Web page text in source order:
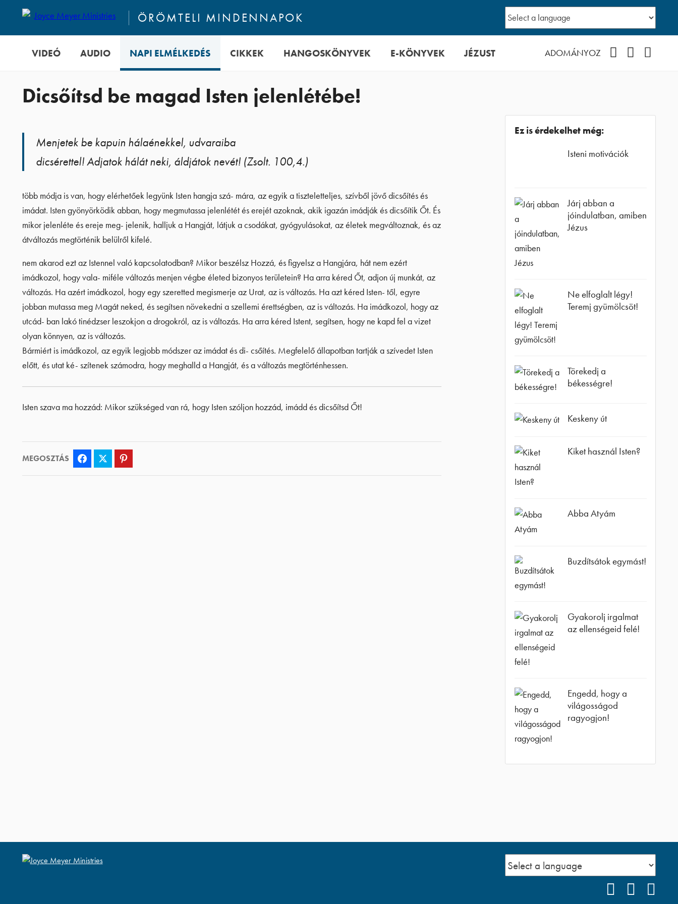
ÖRÖMTELI MINDENNAPOK
VIDEÓ AUDIO NAPI ELMÉLKEDÉS CIKKEK HANGOSKÖNYVEK E-KÖNYVEK JÉZUST ADOMÁNYOZ
Dicsőítsd be magad Isten jelenlétébe!
Menjetek be kapuin hálaénekkel, udvaraiba
dicsérettel! Adjatok hálát neki, áldjátok nevét! (Zsolt. 100,4.)
több módja is van, hogy elérhetőek legyünk Isten hangja szá- mára, az egyik a tiszteletteljes, szívből jövő dicsőítés és
imádat. Isten gyönyörködik abban, hogy megmutassa jelenlétét és erejét azoknak, akik igazán imádják és dicsőítik Őt. És
mikor jelenléte és ereje meg- jelenik, halljuk a Hangját, látjuk a csodákat, gyógyulásokat, az életek megváltoznak, és az
átváltozás megtörténik belülről kifelé.
nem akarod ezt az Istennel való kapcsolatodban? Mikor beszélsz Hozzá, és figyelsz a Hangjára, hát nem ezért
imádkozol, hogy vala- miféle változás menjen végbe életed bizonyos területein? Ha arra kéred Őt, adjon új munkát, az
változás. Ha azért imádkozol, hogy egy szeretted megismerje az Urat, az is változás. Ha azt kéred Isten- től, egyre
jobban mutassa meg Magát neked, és segítsen növekedni a szellemi érettségben, az is változás. Ha imádkozol, hogy az
utcád- ban lakó tinédzser leszokjon a drogokról, az is változás. Ha arra kéred Istent, segítsen, hogy ne kapd fel a vizet
olyan könnyen, az is változás.
Bármiért is imádkozol, az egyik legjobb módszer az imádat és di- csőítés. Megfelelő állapotban tartják a szívedet Isten
előtt, és utat ké- szítenek számodra, hogy meghalld a Hangját, és a változás megtörténhessen.
Isten szava ma hozzád: Mikor szükséged van rá, hogy Isten szóljon hozzád, imádd és dicsőítsd Őt!
MEGOSZTÁS Facebook Twitter
Ez is érdekelhet még:
Isteni motivációk
Járj abban a
jóindulatban, amiben
Jézus
Ne elfoglalt légy!
Teremj gyümölcsöt!
Törekedj a
békességre!
Keskeny út
Kiket használ Isten?
Abba Atyám
Buzdítsátok egymást!
Gyakorolj irgalmat
az ellenségeid felé!
Engedd, hogy a
világosságod
ragyogjon!